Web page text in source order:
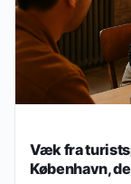
Væk fra
København,